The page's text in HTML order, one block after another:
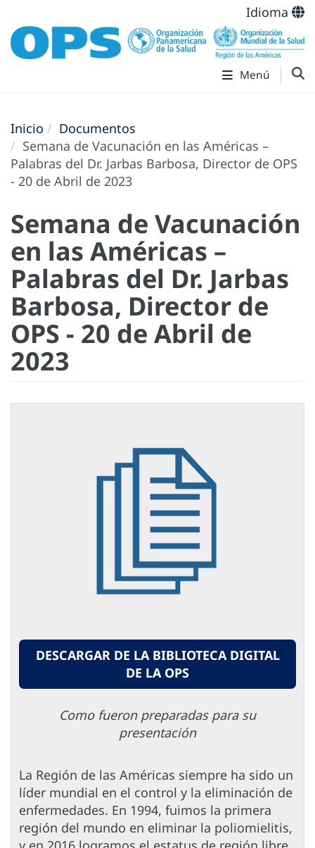
Idioma
Menú
Inicio
Documentos
Semana de Vacunación en las Américas –
Palabras del Dr. Jarbas Barbosa, Director de OPS
- 20 de Abril de 2023
Semana de Vacunación
en las Américas –
Palabras del Dr. Jarbas
Barbosa, Director de
OPS - 20 de Abril de
2023
DESCARGAR DE LA BIBLIOTECA DIGITAL
DE LA OPS
Como fueron preparadas para su
presentación
La Región de las Américas siempre ha sido un
líder mundial en el control y la eliminación de
enfermedades. En 1994, fuimos la primera
región del mundo en eliminar la poliomielitis,